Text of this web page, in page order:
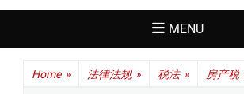
MENU
Home » 法律法规 » 税法 » 房产税